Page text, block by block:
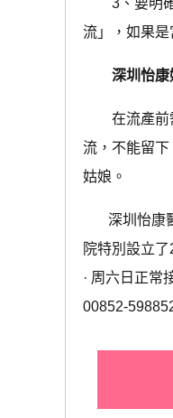
3、要明確
流」，如果是
深圳怡康
在流產前需
流，不能留
姑娘。
深圳怡康醫
院特別設立
· ‎周六日正常
00852-